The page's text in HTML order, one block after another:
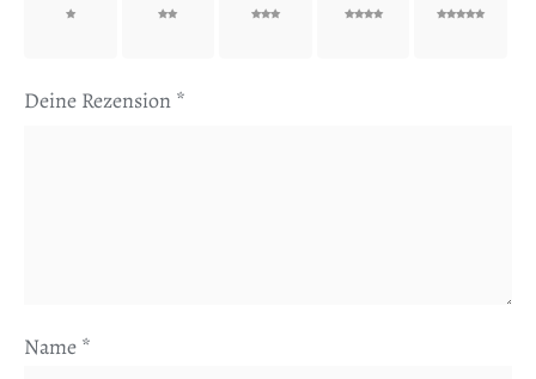
1 von 2 von 3 von 4 von 5 von
Deine Rezension *
Name *